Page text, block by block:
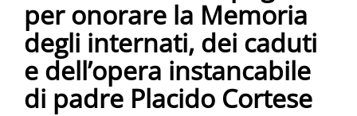
per onorare la Memoria
degli internati, dei caduti
e dell’opera instancabile
di padre Placido Cortese